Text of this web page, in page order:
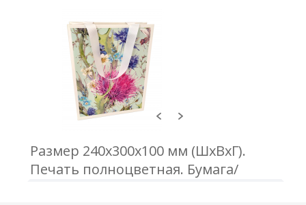
Размер 240х300х100 мм (ШхВхГ).
Печать полноцветная. Бумага/